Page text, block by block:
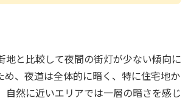
地と比較して夜間の街灯が少ない傾向に
め、夜道は全体的に暗く、特に住宅地か
自然に近いエリアでは一層の暗さを感じ